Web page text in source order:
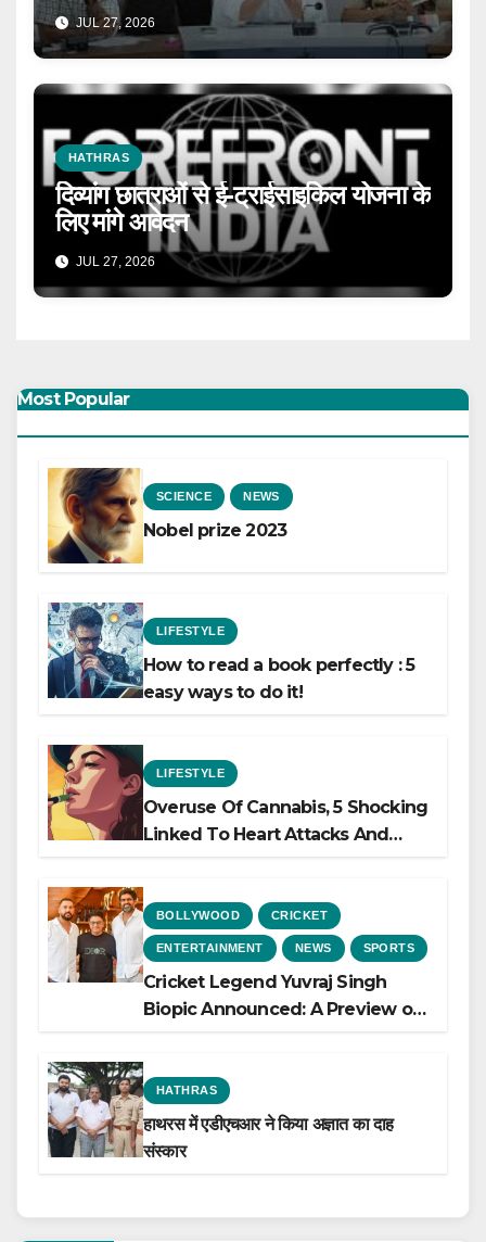
JUL 27, 2026
HATHRAS
दिव्यांग छात्राओं से ई-ट्राईसाइकिल योजना के
लिए मांगे आवेदन
JUL 27, 2026
Most Popular
SCIENCE NEWS
Nobel prize 2023
LIFESTYLE
How to read a book perfectly : 5
easy ways to do it!
LIFESTYLE
Overuse Of Cannabis, 5 Shocking
Linked To Heart Attacks And
BOLLYWOOD CRICKET
ENTERTAINMENT NEWS SPORTS
Cricket Legend Yuvraj Singh
Biopic Announced: A Preview of
HATHRAS
हाथरस में एडीएचआर ने किया अज्ञात का दाह
संस्कार